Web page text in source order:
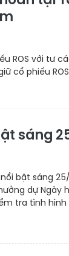
ROS với tư
cổ phiếu
sáng
bật sáng
dự Ngày
tra tình